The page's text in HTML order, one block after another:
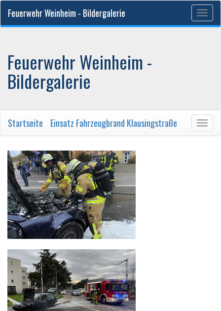
Feuerwehr Weinheim - Bildergalerie
Feuerwehr Weinheim -
Bildergalerie
Startseite Einsatz Fahrzeugbrand Klausingstraße